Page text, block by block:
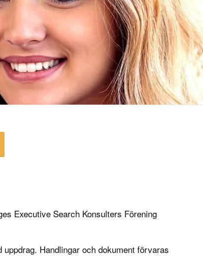
Executive Search Konsulters Förening
Handlingar och dokument förvaras